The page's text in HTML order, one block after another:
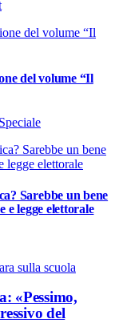
del volume “Il
Speciale
Sarebbe un bene
legge elettorale
«Pessimo,
del